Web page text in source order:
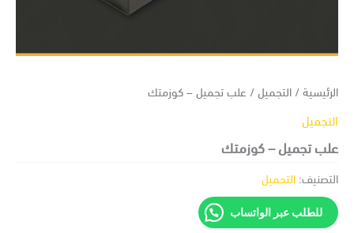
/التجميل/ علب تجميل – كوزمتك
تجميل – كوزمتك
التجميل
للطلب عبر الواتساب